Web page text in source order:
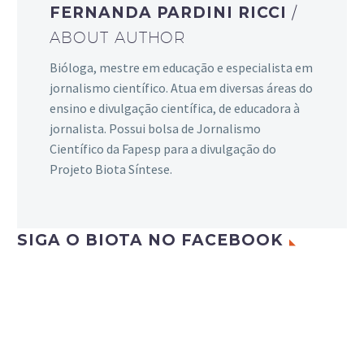
FERNANDA PARDINI RICCI /
ABOUT AUTHOR
Bióloga, mestre em educação e especialista em
jornalismo científico. Atua em diversas áreas do
ensino e divulgação científica, de educadora à
jornalista. Possui bolsa de Jornalismo
Científico da Fapesp para a divulgação do
Projeto Biota Síntese.
SIGA O BIOTA NO FACEBOOK